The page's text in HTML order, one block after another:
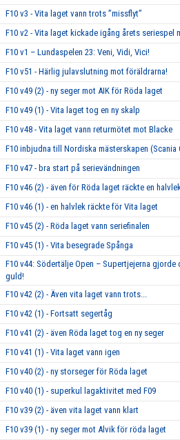
F10 v3 - Vita laget vann trots ”missflyt”
F10 v2 - Vita laget kickade igång årets seriespel
F10 v1 – Lundaspelen 23: Veni, Vidi, Vici!
F10 v51 - Härlig julavslutning mot föräldrarna!
F10 v49 (2) - ny seger mot AIK för Röda laget
F10 v49 (1) - Vita laget tog en ny skalp
F10 v48 - Vita laget vann returmötet mot Blacke
F10 inbjudna till Nordiska mästerskapen (Scania
F10 v47 - bra start på serievändningen
F10 v46 (2) - även för Röda laget räckte en
F10 v46 (1) - en halvlek räckte för Vita laget
F10 v45 (2) - Röda laget vann seriefinalen
F10 v45 (1) - Vita besegrade Spånga
F10 v44: Södertälje Open – Supertjejerna gjorde
guld!
F10 v42 (2) - Även vita laget vann trots...
F10 v42 (1) - Fortsatt segertåg
F10 v41 (2) - även Röda laget tog en ny seger
F10 v41 (1) - Vita laget vann igen
F10 v40 (2) - ny storseger för Röda laget
F10 v40 (1) - superkul lagaktivitet med F09
F10 v39 (2) - även vita laget vann klart
F10 v39 (1) - ny seger mot Alvik för röda laget